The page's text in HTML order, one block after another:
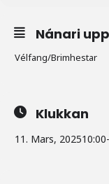
Nánari
Vélfang/Brimhestar
Klukkan
11. Mars, 202510:00-